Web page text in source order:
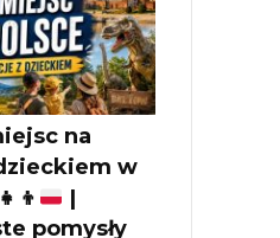
na
w
|
pomysły